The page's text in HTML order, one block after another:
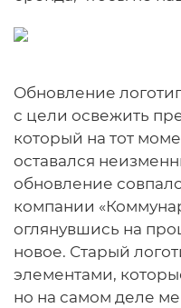
Обновление
с цели освежить
который на тот
оставался
обновление
компании
оглянувшись на
новое. Старый
элементами,
но на самом деле